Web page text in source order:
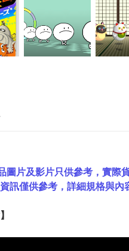
圖片及影片只供參考，實際
資訊僅供參考，詳細規格與